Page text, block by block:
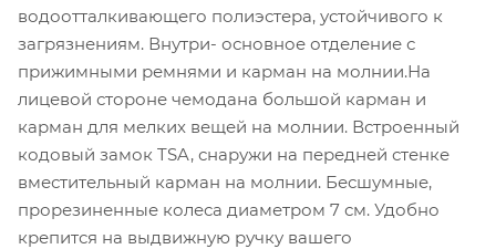
водоотталкивающего полиэстера, устойчивого к
загрязнениям. Внутри- основное отделение с
прижимными ремнями и карман на молнии.На
лицевой стороне чемодана большой карман и
карман для мелких вещей на молнии. Встроенный
кодовый замок TSA, снаружи на передней стенке
вместительный карман на молнии. Бесшумные,
прорезиненные колеса диаметром 7 см. Удобно
крепится на выдвижную ручку вашего